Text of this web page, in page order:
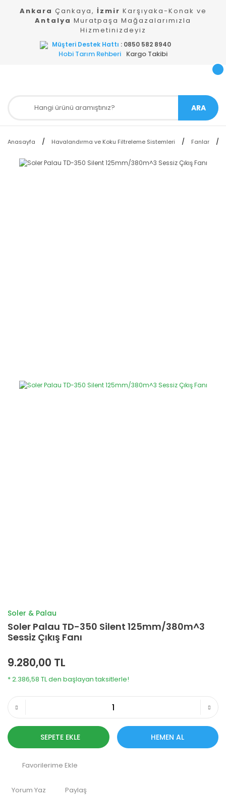
Ankara Çankaya, İzmir Karşıyaka-Konak ve
Antalya Muratpaşa Mağazalarımızla
Hizmetinizdeyiz
Müşteri Destek Hattı : 0850 582 8940
Hobi Tarım Rehberi Kargo Takibi
ARA
Anasayfa Havalandırma ve Koku Filtreleme Sistemleri Fanlar
Soler & Palau
Soler Palau TD-350 Silent 125mm/380m^3
Sessiz Çıkış Fanı
9.280,00 TL
* 2.386,58 TL den başlayan taksitlerle!
SEPETE EKLE HEMEN AL
Yorum Yaz Paylaş